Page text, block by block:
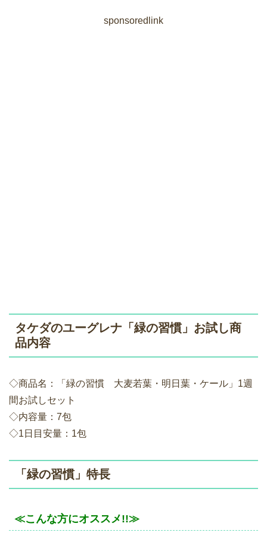
sponsoredlink
タケダのユーグレナ「緑の習慣」お試し商
品内容
◇商品名：「緑の習慣 大麦若葉・明日葉・ケール」1週
間お試しセット
◇内容量：7包
◇1日目安量：1包
「緑の習慣」特長
≪こんな方にオススメ!!≫